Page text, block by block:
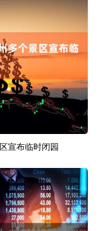
宣布临时闭园